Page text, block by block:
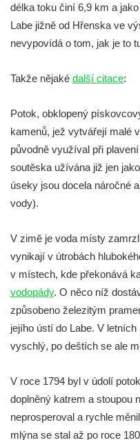
délka toku činí 6,9 km a
Labe jižně od Hřenska ve
nevypovídá o tom, jak je to
Takže nějaké další citace:
Potok, obklopený
kamenů, jež vytvářejí malé
původně využíval při
soutěska užívána již jen
úseky jsou docela náročné
vody).
V zimě je voda místy
vynikají v útrobách
v místech, kde překonává
vodopády. O něco níž
způsobeno železitým
jejího ústí do Labe. V
vyschlý, po deštích se ale
V roce 1794 byl v údolí
doplněný katrem a stoupou
neprosperoval a rychle
mlýna se stal až po roce